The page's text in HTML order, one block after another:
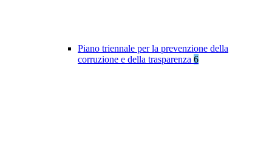
Piano triennale per la prevenzione della
corruzione e della trasparenza 6